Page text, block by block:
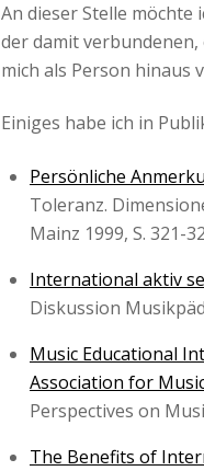
An dieser Stelle möchte
der damit
mich als Person hinaus
Einiges habe ich in
Persönliche
Toleranz.
Mainz 1999, S. 321-
International aktiv
Diskussion
Music Educational
Association for
Perspectives on
The Benefits of